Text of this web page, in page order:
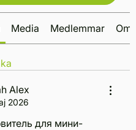
Media Medlemmar Om
Alex
2026
для мини-